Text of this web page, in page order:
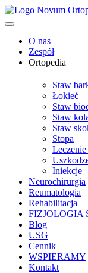
O nas
Zespół
Ortopedia
Staw
Łokieć
Staw
Staw
Staw
Stopa
Leczenie
Iniekcje
Neurochirurgia
Reumatologia
Rehabilitacja
FIZJOLOGIA
Blog
USG
Cennik
WSPIERAMY
Kontakt